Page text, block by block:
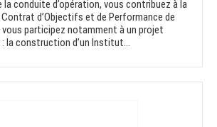
la conduite d’opération, vous contribuez à la
d’Objectifs et de Performance de
vous participez notamment à un projet
la construction d’un Institut...